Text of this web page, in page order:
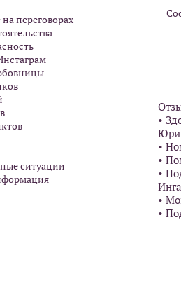
переговорах
ситуации
•
•
•
•
Инга
•
•